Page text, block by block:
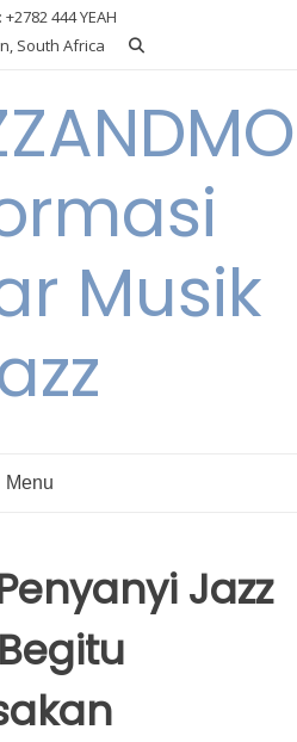
+2782 444 YEAH
South Africa
Musik
Menu
Jazz